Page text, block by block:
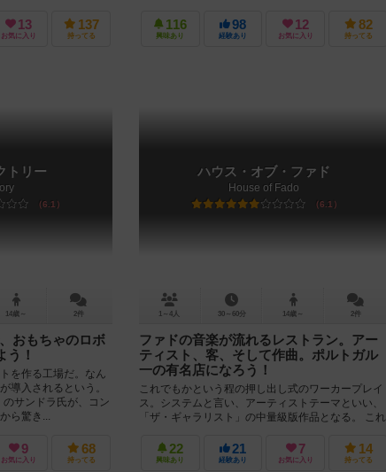
13
お気に入り
137
持ってる
116
興味あり
98
経験あり
12
お気に入り
82
持ってる
トリー
6.1
14歳～ 2件
おもちゃのロボ
う！
を作る工場だ。なん
導入されるという。
サンドラ氏が、コン
ら驚き...
9
お気に入り
68
持ってる
ハウス・オブ・ファド
House of Fado
6.1
1～4人 30～60分 14歳～ 2件
ファドの音楽が流れるレストラン。アー
ティスト、客、そして作曲。ポルトガル
一の有名店になろう！
これでもかという程の押し出し式のワーカープレイ
ス。システムと言い、アーティストテーマといい、
「ザ・ギャラリスト」の中量級版作品となる。 これ
22
興味あり
21
経験あり
7
お気に入り
14
持ってる